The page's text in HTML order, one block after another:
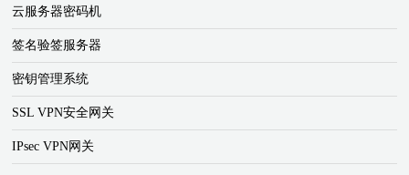
云服务器密码机
签名验签服务器
密钥管理系统
SSL VPN安全网关
IPsec VPN网关